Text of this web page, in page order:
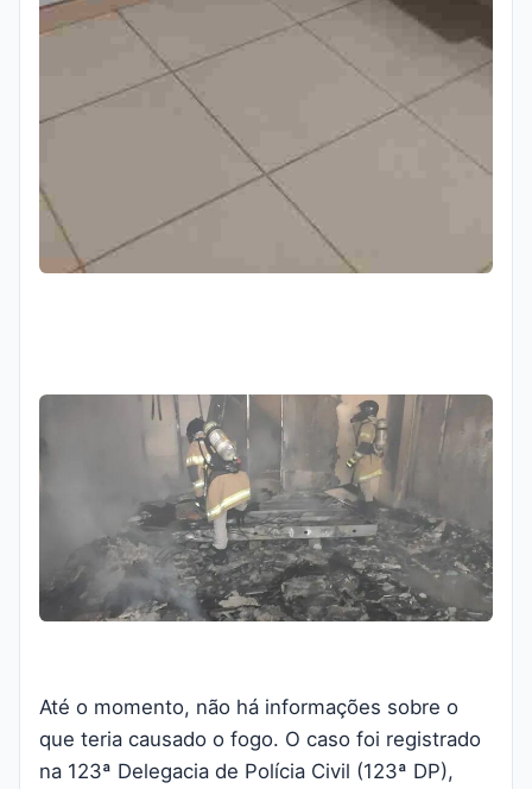
Até o momento, não há informações sobre o
que teria causado o fogo. O caso foi registrado
na 123ª Delegacia de Polícia Civil (123ª DP),